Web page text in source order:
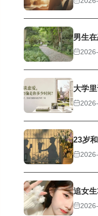
男生
大学
23岁
追女